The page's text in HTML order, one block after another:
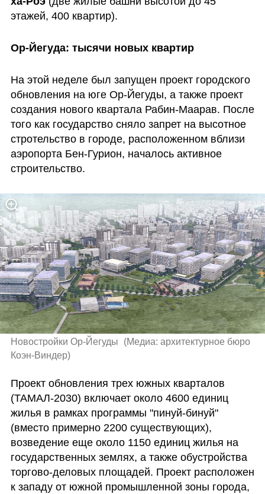
этажей, 400 квартир).
Ор-Йегуда: тысячи новых квартир
На этой неделе был запущен проект городского
обновления на юге Ор-Йегуды, а также проект
создания нового квартала Рабин-Маарав. После
того как государство сняло запрет на высотное
стротельство в городе, расположенном вблизи
аэропорта Бен-Гурион, началось активное
строительство.
Новостройки Ор-Йегуды (Медиа: архитектурное бюро
Коэн-Виндер)
Проект обновления трех южных кварталов
(ТАМАЛ-2030) включает около 4600 единиц
жилья в рамках программы "пинуй-бинуй"
(вместо примерно 2200 существующих),
возведение еще около 1150 единиц жилья на
государственных землях, а также обустройства
торгово-деловых площадей. Проект расположен
к западу от южной промышленной зоны города,